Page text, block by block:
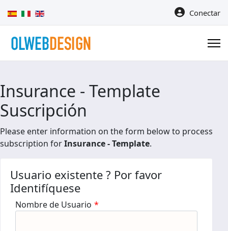
Seleccione su idioma Conectar
Insurance - Template
Suscripción
Please enter information on the form below to process
subscription forInsurance - Template.
Usuario existente ? Por favor
Identifíquese
Nombre de Usuario *